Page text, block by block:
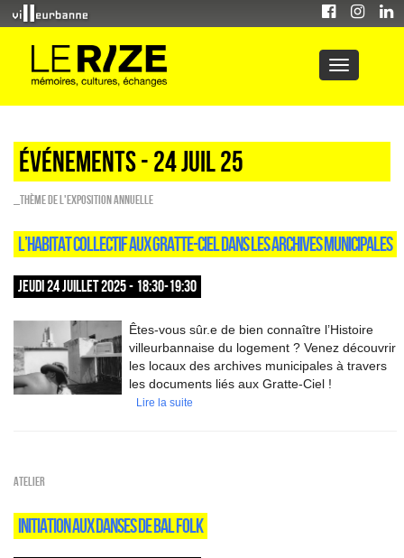
Événements - 24 Juil 25
_Thème de l'exposition annuelle
L’HABITAT COLLECTIF AUX GRATTE-CIEL DANS LES ARCHIVES MUNICIPALES
JEUDI 24 JUILLET 2025 - 18:30-19:30
Êtes-vous sûr.e de bien connaître l’Histoire
villeurbannaise du logement ? Venez découvrir
les locaux des archives municipales à travers
les documents liés aux Gratte-Ciel !
Lire la suite
Atelier
INITIATION AUX DANSES DE BAL FOLK